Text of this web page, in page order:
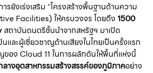
รยังเร่งเสริม “โครงสร้างพื้นฐานด้านความ
Facilities) ให้ครบวงจร โดยดึง 1500
สถาบันดนตรีชั้นนำจากสหรัฐฯ มาเปิด
และผู้เชี่ยวชาญด้านเสียงในไทยเป็นครั้งแรก
อง Cloud 11 ในการผลักดันให้พื้นที่แห่งนี้
างอุตสาหกรรมสร้างสรรค์ของภูมิภาคอย่าง